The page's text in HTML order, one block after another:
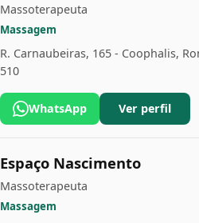
Massoterapeuta
Massagem
R. Carnaubeiras, 165 - Coophalis,
510
WhatsApp Ver perfil
Espaço Nascimento
Massoterapeuta
Massagem